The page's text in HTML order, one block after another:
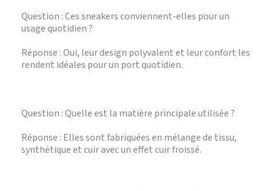
Question : Ces sneakers conviennent-elles pour un
usage quotidien ?
Réponse : Oui, leur design polyvalent et leur confort les
rendent idéales pour un port quotidien.
Question : Quelle est la matière principale utilisée ?
Réponse : Elles sont fabriquées en mélange de tissu,
synthétique et cuir avec un effet cuir froissé.